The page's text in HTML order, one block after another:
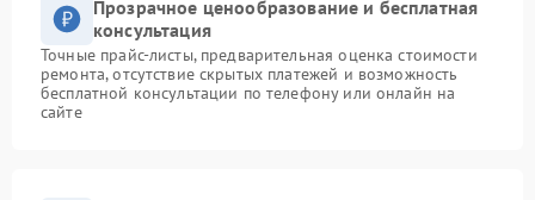
Прозрачное ценообразование и бесплатная
консультация
Точные прайс-листы, предварительная оценка стоимости
ремонта, отсутствие скрытых платежей и возможность
бесплатной консультации по телефону или онлайн на
сайте